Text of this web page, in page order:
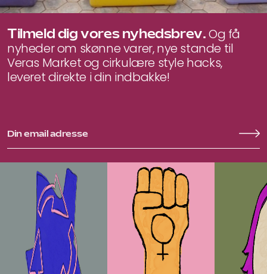
Tilmeld dig vores nyhedsbrev.Og få
nyheder om skønne varer, nye stande til
Veras Market og cirkulære style hacks,
leveret direkte i din indbakke!